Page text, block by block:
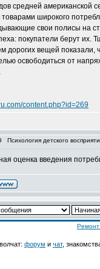
средней американской
товарами широкого
свои полисы на
покупатели берут
дорогих вещей показали,
освободиться от
content.php?id=269
Психология детского
оценка введения
Ремонт
форум и чат,